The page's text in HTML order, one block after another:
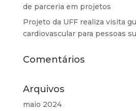
de parceria em projetos
Projeto da UFF realiza visita
cardiovascular para pessoas
Comentários
Arquivos
maio 2024